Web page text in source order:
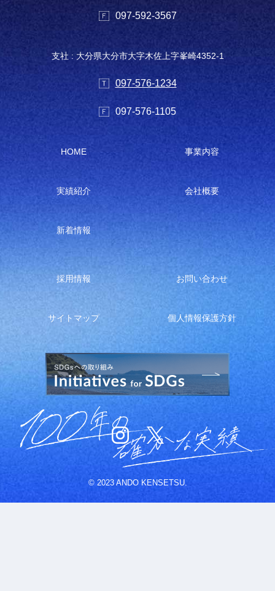
097-592-3567
支社 : 大分県大分市大字木佐上字峯崎4352-1
097-576-1234
097-576-1105
HOME 事業内容
実績紹介 会社概要
新着情報
採用情報 お問い合わせ
サイトマップ 個人情報保護方針
© 2023 ANDO KENSETSU.